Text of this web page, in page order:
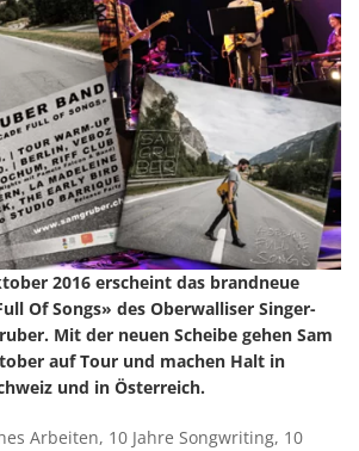
2016 erscheint das brandneue
Of Songs» des Oberwalliser Singer-
Mit der neuen Scheibe gehen Sam
auf Tour und machen Halt in
und in Österreich.
Arbeiten, 10 Jahre Songwriting, 10